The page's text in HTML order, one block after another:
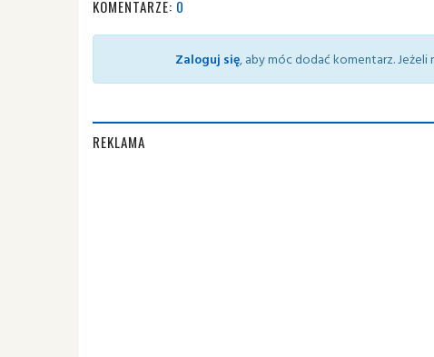
KOMENTARZE: 0
Zaloguj się, aby móc dodać komentarz. Jeżeli
REKLAMA